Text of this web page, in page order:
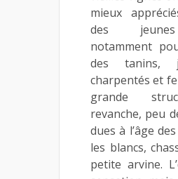
mieux
des
notamment
des tanins,
charpentés et
grande
revanche, peu
dues à l’âge
les blancs,
petite arvine.